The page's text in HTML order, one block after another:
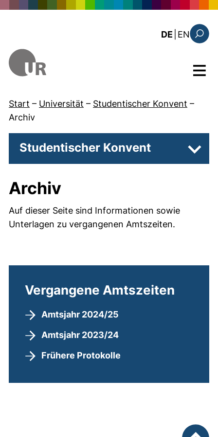
DE EN: the
Menü
Start – Universität – Studentischer Konvent –
Archiv
Studentischer Konvent
Archiv
Auf dieser Seite sind Informationen sowie
Unterlagen zu vergangenen Amtszeiten.
Vergangene Amtszeiten
Amtsjahr 2024/25
Amtsjahr 2023/24
Frühere Protokolle